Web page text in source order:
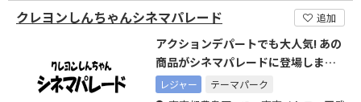
クレヨンしんちゃんシネマパレード 追加
アクションデパートでも大人気! あの
商品がシネマパレードに登場しまし
たレジャー テーマパーク